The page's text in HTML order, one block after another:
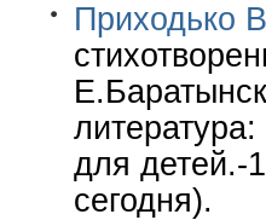
Приходько
для детей.-
сегодня).